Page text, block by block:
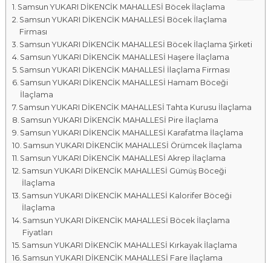
a
l
a
r
ı
Samsun YUKARI DİKENCİK MAHALLESİ Böcek İlaçlama
Samsun YUKARI DİKENCİK MAHALLESİ Böcek İlaçlama
Firması
Samsun YUKARI DİKENCİK MAHALLESİ Böcek İlaçlama Şirketi
Samsun YUKARI DİKENCİK MAHALLESİ Haşere İlaçlama
Samsun YUKARI DİKENCİK MAHALLESİ İlaçlama Firması
Samsun YUKARI DİKENCİK MAHALLESİ Hamam Böceği
İlaçlama
Samsun YUKARI DİKENCİK MAHALLESİ Tahta Kurusu İlaçlama
Samsun YUKARI DİKENCİK MAHALLESİ Pire İlaçlama
Samsun YUKARI DİKENCİK MAHALLESİ Karafatma İlaçlama
Samsun YUKARI DİKENCİK MAHALLESİ Örümcek İlaçlama
Samsun YUKARI DİKENCİK MAHALLESİ Akrep İlaçlama
Samsun YUKARI DİKENCİK MAHALLESİ Gümüş Böceği
İlaçlama
Samsun YUKARI DİKENCİK MAHALLESİ Kalorifer Böceği
İlaçlama
Samsun YUKARI DİKENCİK MAHALLESİ Böcek İlaçlama
Fiyatları
Samsun YUKARI DİKENCİK MAHALLESİ Kırkayak İlaçlama
Samsun YUKARI DİKENCİK MAHALLESİ Fare İlaçlama